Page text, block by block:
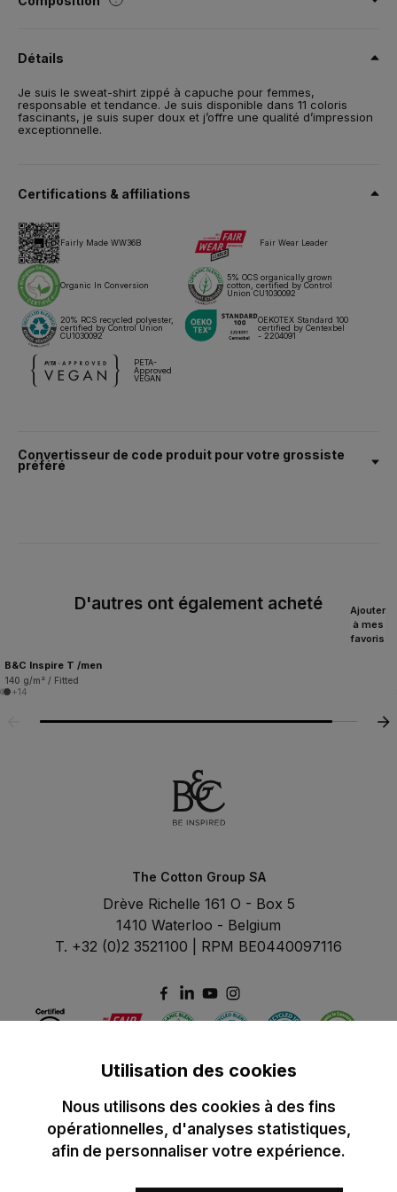
certifié RCS. French Terry.
Taille
XS,S,M,L,XL,2XL
Poids
5 pces/polybag & 20 pces/carton
Conseils d'entretien
Tous nos produits sont testés et approuvés pour toutes les
techniques d'impression.
Fiche technique Tailles & mesures
Détails
Je suis le sweat-shirt zippé à capuche pour femmes,
responsable et tendance. Je suis disponible dans 11 coloris
fascinants, je suis super doux et j’offre une qualité d’impression
exceptionnelle.
Certifications & affiliations
Fairly Made WW36B Fair Wear Leader
Organic In Conversion
5% OCS organically grown
cotton, certified by Control
Union CU1030092
20% RCS recycled polyester,
certified by Control Union
CU1030092
OEKOTEX Standard 100
certified by Centexbel
- 2204091
PETA-
Approved
VEGAN
Convertisseur de code produit pour votre grossiste
préféré
D'autres ont également acheté
Ajouter
à mes
favoris
B&C Inspire T /men
140 g/m² / Fitted
+14
The Cotton Group SA
Drève Richelle 161 O - Box 5
1410 Waterloo - Belgium
T. +32 (0)2 3521100 | RPM BE0440097116
Utilisation des cookies
Nous utilisons des cookies à des fins
opérationnelles, d'analyses statistiques,
afin de personnaliser votre expérience.